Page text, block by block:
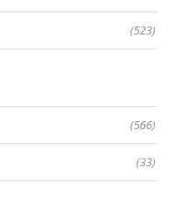
(523)
(566)
(33)